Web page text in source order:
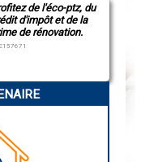
de l'éco-ptz, du
d'impôt et de la
de rénovation.